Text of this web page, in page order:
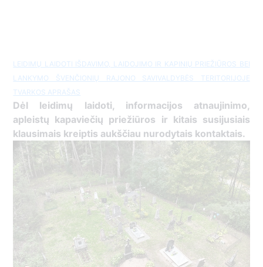
LEIDIMŲ LAIDOTI IŠDAVIMO, LAIDOJIMO IR KAPINIŲ PRIEŽIŪROS BEI
LANKYMO ŠVENČIONIŲ RAJONO SAVIVALDYBĖS TERITORIJOJE
TVARKOS APRAŠAS
Dėl leidimų laidoti, ​informacijos atnaujinimo,
apleistų kapaviečių priežiūros ir kitais susijusiais
klausimais kreiptis ​aukščiau nurodytais kontaktais.